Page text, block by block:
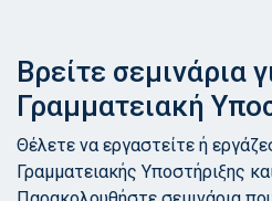
Βρείτε σεμινάρια
Γραμματειακή
Θέλετε να εργαστείτε ή
Γραμματειακής Υποστήριξης